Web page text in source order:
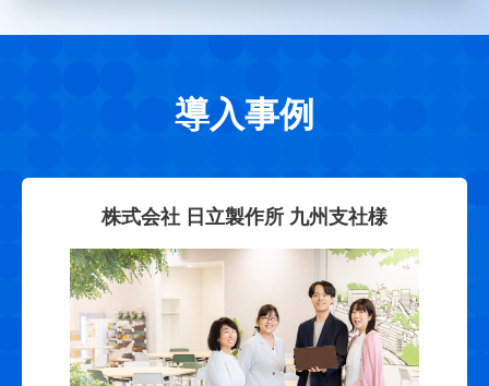
導入事例
株式会社 日立製作所 九州支社様